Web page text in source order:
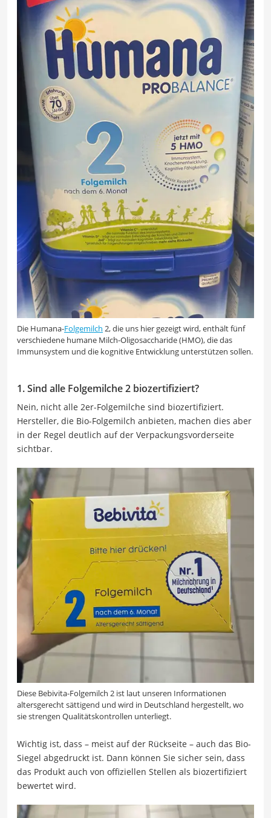
Die Humana-Folgemilch 2, die uns hier gezeigt wird, enthält fünf
verschiedene humane Milch-Oligosaccharide (HMO), die das
Immunsystem und die kognitive Entwicklung unterstützen sollen.
1. Sind alle Folgemilche 2 biozertifiziert?
Nein, nicht alle 2er-Folgemilche sind biozertifiziert.
Hersteller, die Bio-Folgemilch anbieten, machen dies aber
in der Regel deutlich auf der Verpackungsvorderseite
sichtbar.
Diese Bebivita-Folgemilch 2 ist laut unseren Informationen
altersgerecht sättigend und wird in Deutschland hergestellt, wo
sie strengen Qualitätskontrollen unterliegt.
Wichtig ist, dass – meist auf der Rückseite – auch das Bio-
Siegel abgedruckt ist. Dann können Sie sicher sein, dass
das Produkt auch von offiziellen Stellen als biozertifiziert
bewertet wird.